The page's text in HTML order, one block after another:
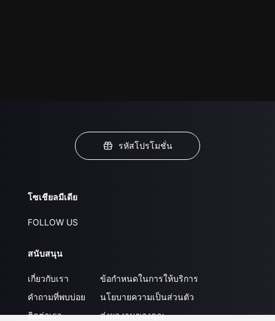
รหัสโปรโมชั่น
โซเชียลมีเดีย
FOLLOW US
สนับสนุน
เกี่ยวกับเรา
คำถามที่พบบ่อย
ติดต่อเรา
ข้อกำหนดในการให้บริการ
นโยบายความเป็นส่วนตัว
ส่งผลงานของคุณ